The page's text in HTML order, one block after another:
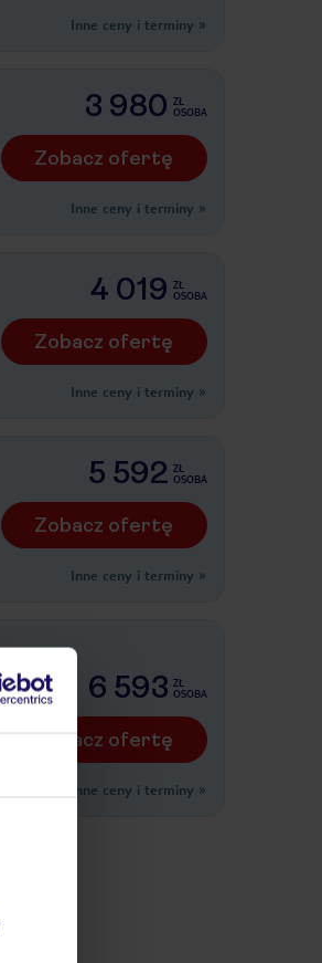
Inne ceny i terminy »
3 980 ZŁ
OSOBA
Zobacz ofertę
Inne ceny i terminy »
4 019 ZŁ
OSOBA
Zobacz ofertę
Inne ceny i terminy »
5 592 ZŁ
OSOBA
Zobacz ofertę
Inne ceny i terminy »
6 593 ZŁ
OSOBA
Zobacz ofertę
Inne ceny i terminy »